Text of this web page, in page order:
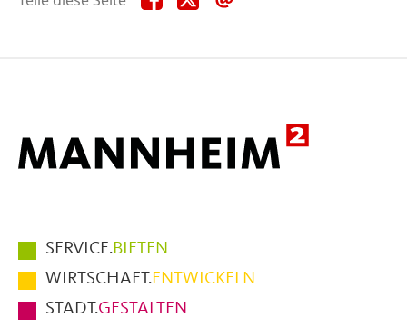
diese diese
Hauptmenüpunkte
im
Fußbereich
der
SERVICE.BIETEN
WIRTSCHAFT.ENTWICKELN
STADT.GESTALTEN